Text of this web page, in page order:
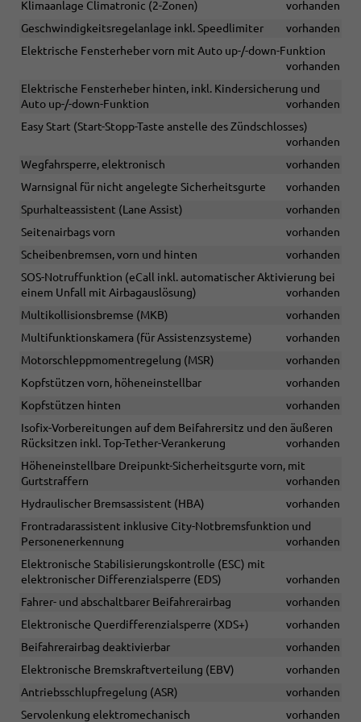
Klimaanlage Climatronic (2-Zonen)
vorhanden
Geschwindigkeitsregelanlage inkl. Speedlimiter
vorhanden
Elektrische Fensterheber vorn mit Auto up-/-down-Funktion
vorhanden
Elektrische Fensterheber hinten, inkl. Kindersicherung und
Auto up-/-down-Funktion
vorhanden
Easy Start (Start-Stopp-Taste anstelle des Zündschlosses)
vorhanden
Wegfahrsperre, elektronisch
vorhanden
Warnsignal für nicht angelegte Sicherheitsgurte
vorhanden
Spurhalteassistent (Lane Assist)
vorhanden
Seitenairbags vorn
vorhanden
Scheibenbremsen, vorn und hinten
vorhanden
SOS-Notruffunktion (eCall inkl. automatischer Aktivierung bei
einem Unfall mit Airbagauslösung)
vorhanden
Multikollisionsbremse (MKB)
vorhanden
Multifunktionskamera (für Assistenzsysteme)
vorhanden
Motorschleppmomentregelung (MSR)
vorhanden
Kopfstützen vorn, höheneinstellbar
vorhanden
Kopfstützen hinten
vorhanden
Isofix-Vorbereitungen auf dem Beifahrersitz und den äußeren
Rücksitzen inkl. Top-Tether-Verankerung
vorhanden
Höheneinstellbare Dreipunkt-Sicherheitsgurte vorn, mit
Gurtstraffern
vorhanden
Hydraulischer Bremsassistent (HBA)
vorhanden
Frontradarassistent inklusive City-Notbremsfunktion und
Personenerkennung
vorhanden
Elektronische Stabilisierungskontrolle (ESC) mit
elektronischer Differenzialsperre (EDS)
vorhanden
Fahrer- und abschaltbarer Beifahrerairbag
vorhanden
Elektronische Querdifferenzialsperre (XDS+)
vorhanden
Beifahrerairbag deaktivierbar
vorhanden
Elektronische Bremskraftverteilung (EBV)
vorhanden
Antriebsschlupfregelung (ASR)
vorhanden
Servolenkung elektromechanisch
vorhanden